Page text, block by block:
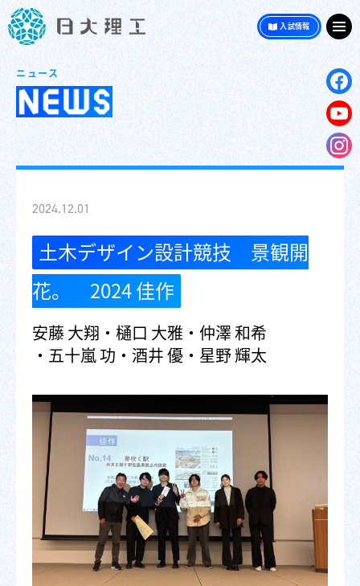
入試情報
ニュース
2024.12.01
土木デザイン設計競技 景観開
花。 2024 佳作
安藤 大翔 樋口 大雅
仲澤 和希
五十嵐 功
酒井 優 星野 輝太